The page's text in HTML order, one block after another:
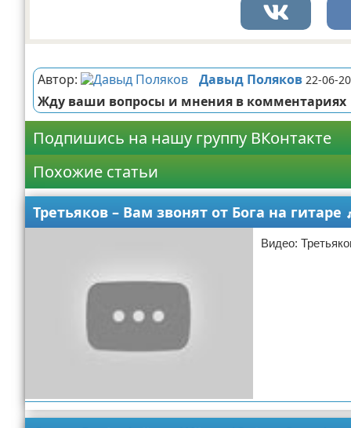
Автор: Давыд Поляков 22-06-
Жду ваши вопросы и мнения в комментариях
Подпишись на нашу группу ВКонтакте
Похожие статьи
Третьяков – Вам звонят от Бога на
Видео:
Наталья Жданова 21-12-2022 21:33